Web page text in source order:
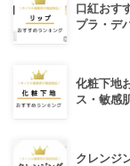
口紅おす
プラ・デ
化粧下地
ス・敏感
クレンジ